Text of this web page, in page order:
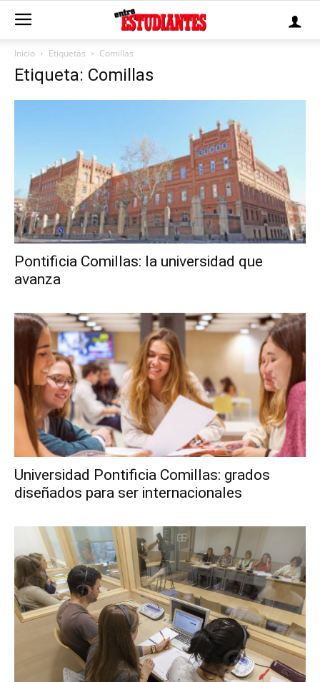
Inicio Etiquetas Comillas
Etiqueta: Comillas
Pontificia Comillas: la universidad que
avanza
Universidad Pontificia Comillas: grados
diseñados para ser internacionales